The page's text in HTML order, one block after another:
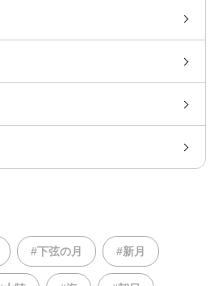
#下弦の月 #新月